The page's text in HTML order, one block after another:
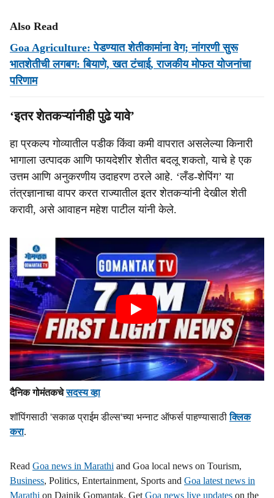
Also Read
Goa Agriculture: पेडण्यात शेतीकामांना वेग; नांगरणी सुरू
भातशेतीची लगबग: बियाणे, खत टंचाई, राजकीय मोफत योजनांचा
परिणाम
‘इतर शेतकऱ्यांनीही पुढे यावे’
हा प्रकल्प गोव्यातील पडीक किंवा कमी वापरात असलेल्या किनारी
भागाला उत्पादक आणि फायदेशीर शेतीत बदलू शकतो, याचे हे एक
उत्तम आणि अनुकरणीय उदाहरण ठरले आहे. ‘लँड-शेपिंग’ या
तंत्रज्ञानाचा वापर करत राज्यातील इतर शेतकऱ्यांनी देखील शेती
करावी, असे आवाहन महेश पाटील यांनी केले.
दैनिक गोमंतकचेसदस्य व्हा
शॉपिंगसाठी 'सकाळ प्राईम डील्स'च्या भन्नाट ऑफर्स पाहण्यासाठीक्लिक
करा.
Read Goa news in Marathi and Goa local news on Tourism,
Business, Politics, Entertainment, Sports and Goa latest news in
Marathi on Dainik Gomantak. Get Goa news live updates on the